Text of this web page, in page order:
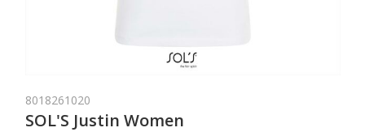
8018261020
SOL'S Justin Women